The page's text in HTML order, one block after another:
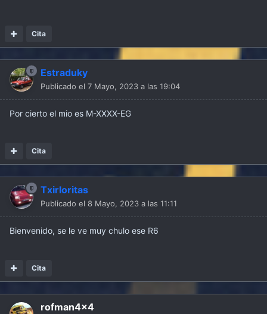
Cita
Estraduky
Publicado el 7 Mayo, 2023 a las 19:04
Por cierto el mio es M-XXXX-EG
Cita
Txirloritas
Publicado el 8 Mayo, 2023 a las 11:11
Bienvenido, se le ve muy chulo ese R6
Cita
rofman4x4